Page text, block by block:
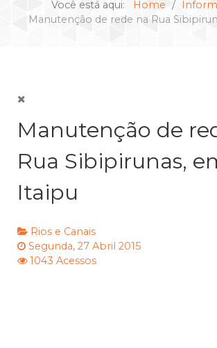
Você está aqui: Home
Manutenção de rede na Rua
Manutenção de
Rua Sibipirunas,
Itaipu
Rios e Canais
Segunda, 27 Abril 2015
1043 Acessos